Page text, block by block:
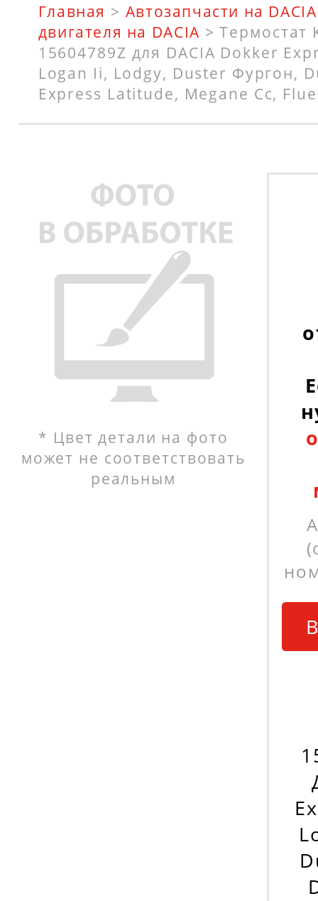
Главная > Автозапчасти на DACIA
двигателя на DACIA >Термостат
15604789Z для DACIA Dokker
Logan Ii, Lodgy, Duster Фургон,
Express Latitude, Megane Cc,
* Цвет детали на фото
может не соответствовать
реальным